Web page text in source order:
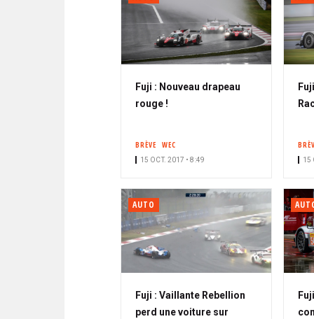
Fuji : Nouveau drapeau
rouge !
BRÈVE WEC
15 OCT. 2017 • 8:49 15
AUTO
Fuji : Vaillante Rebellion
perd une voiture sur